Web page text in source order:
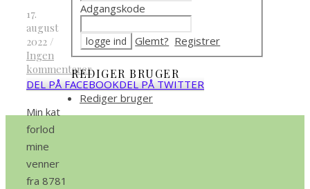
17.
august
2022 /
Ingen
kommentarer
DEL PÅ FACEBOOKDEL PÅ TWITTER
Min kat
forlod
mine
venner
fra 8781
Adgangskode
Glemt? Registrer
REDIGER BRUGER
Rediger bruger